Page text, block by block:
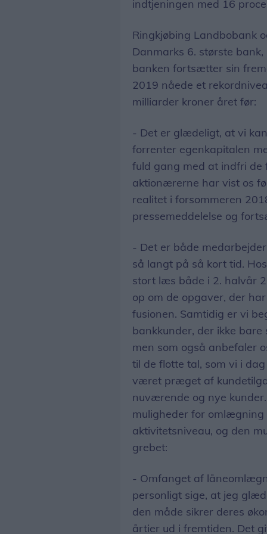
indtjeningen med 16
Ringkjøbing Landbobank
Danmarks 6. største
banken fortsætter sin
2019 nåede et
milliarder kroner året før:
- Det er glædeligt, at vi
forrenter egenkapitalen
fuld gang med at indfri de
aktionærerne har vist os
realitet i forsommeren
pressemeddelelse og
- Det er både
så langt på så kort tid.
stort læs både i 2. halvår
op om de opgaver, der
fusionen. Samtidig er vi
bankkunder, der ikke
men som også anbefaler
til de flotte tal, som vi i
været præget af
nuværende og nye
muligheder for
aktivitetsniveau, og den
grebet:
- Omfanget af
personligt sige, at jeg
den måde sikrer deres
årtier ud i fremtiden. Det